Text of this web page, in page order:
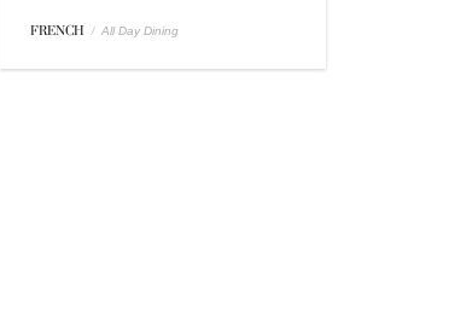
FRENCH / All Day Dining